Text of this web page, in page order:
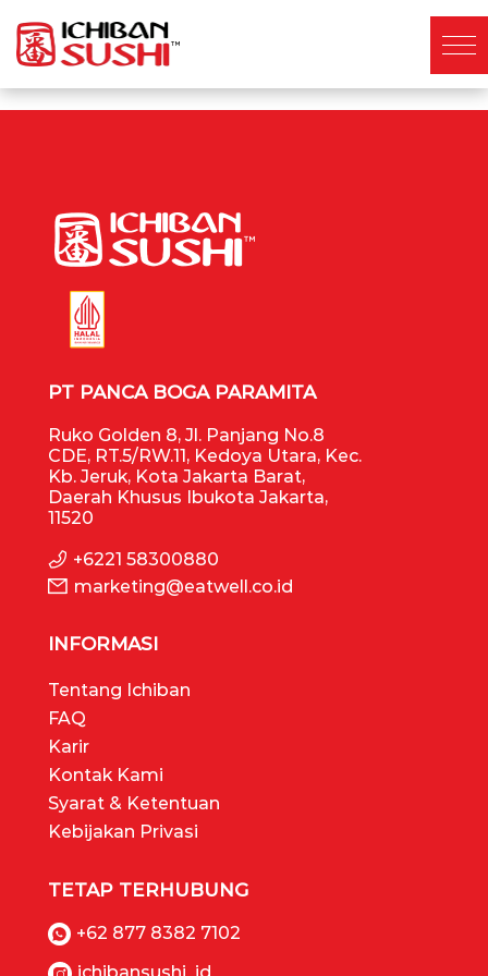
PT PANCA BOGA PARAMITA
Ruko Golden 8, Jl. Panjang No.8
CDE, RT.5/RW.11, Kedoya Utara, Kec.
Kb. Jeruk, Kota Jakarta Barat,
Daerah Khusus Ibukota Jakarta,
11520
+6221 58300880
marketing@eatwell.co.id
INFORMASI
Tentang Ichiban
FAQ
Karir
Kontak Kami
Syarat & Ketentuan
Kebijakan Privasi
TETAP TERHUBUNG
+62 877 8382 7102